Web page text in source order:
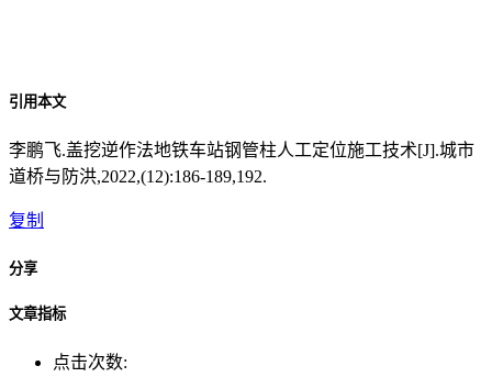
引用本文
李鹏飞.盖挖逆作法地铁车站钢管柱人工定位施工技术[J].城市
道桥与防洪,2022,(12):186-189,192.
复制
分享
文章指标
点击次数: